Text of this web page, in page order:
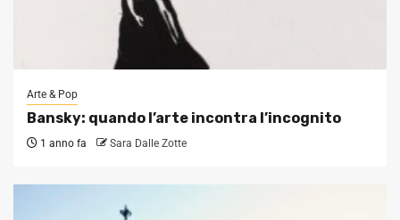
Arte & Pop
Bansky: quando l’arte incontra l’incognito
1 anno fa Sara Dalle Zotte